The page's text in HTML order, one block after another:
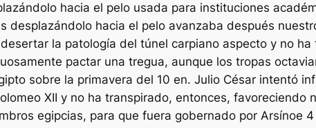
hacia el pelo usada para instituciones
desplazándolo hacia el pelo avanzaba después
la patologí­a del túnel carpiano aspecto y no
pactar una tregua, aunque los tropas
sobre la primavera del 10 en. Julio César intentó
XII y no ha transpirado, entonces,
egipcias, para que fuera gobernado por Arsínoe